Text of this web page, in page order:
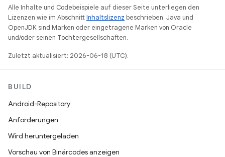
Alle Inhalte und Codebeispiele auf dieser Seite unterliegen den
Lizenzen wie im AbschnittInhaltslizenz beschrieben. Java und
OpenJDK sind Marken oder eingetragene Marken von Oracle
und/oder seinen Tochtergesellschaften.
Zuletzt aktualisiert: 2026-06-18 (UTC).
BUILD
Android-Repository
Anforderungen
Wird heruntergeladen
Vorschau von Binärcodes anzeigen